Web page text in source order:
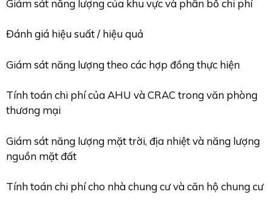
Giám sát năng lượng của khu vực và phân bổ chi phí
Đánh giá hiệu suất / hiệu quả
Giám sát năng lượng theo các hợp đồng thực hiện
Tính toán chi phí của AHU và CRAC trong văn phòng
thương mại
Giám sát năng lượng mặt trời, địa nhiệt và năng lượng
nguồn mặt đất
Tính toán chi phí cho nhà chung cư và căn hộ chung cư